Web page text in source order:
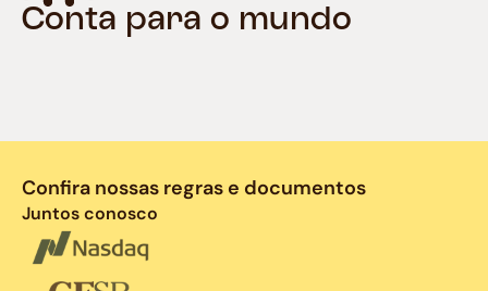
Conta para o mundo
Confira nossas regras e documentos
Juntos conosco